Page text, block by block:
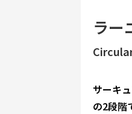
ラー
サーキ
の2段階